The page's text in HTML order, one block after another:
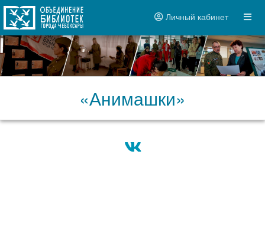
Личный кабинет
«Анимашки»